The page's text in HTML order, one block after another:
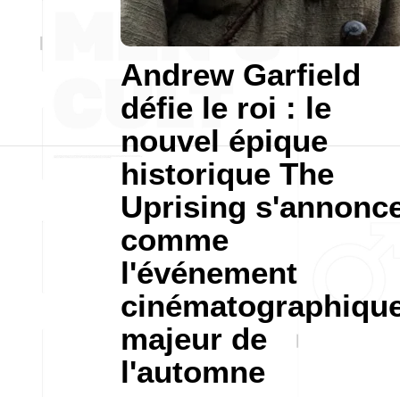
Andrew Garfield
défie le roi : le
nouvel épique
historique The
Uprising
comme
l'événement
majeur de
l'automne